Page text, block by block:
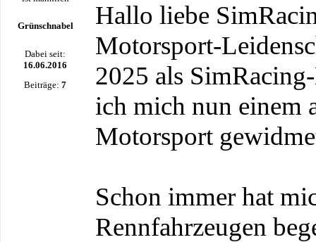
Grünschnabel
Dabei seit:
16.06.2016
Beiträge: 7
Hallo liebe
Motorsport-
2025 als
ich mich nun einem
Motorsport
Schon immer hat
Rennfahrzeugen